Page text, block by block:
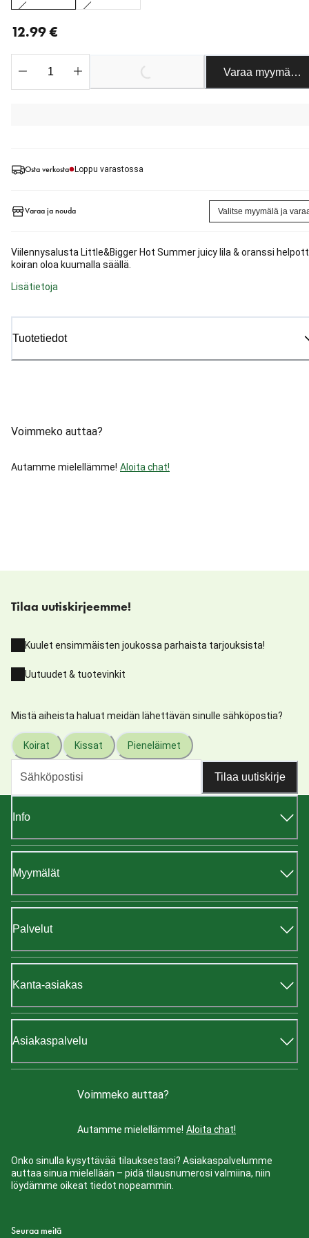
Osta verkosta Loppu varastossa
Varaa ja nouda Valitse myymälä ja
Viilennysalusta Little&Bigger Hot Summer juicy lila & oranssi
koiran oloa kuumalla säällä.
Lisätietoja
Tuotetiedot
Voimmeko auttaa?
Autamme mielellämme! Aloita chat!
12.99 €
Loading... Varaa
Tilaa uutiskirjeemme!
Kuulet ensimmäisten joukossa parhaista tarjouksista!
Uutuudet & tuotevinkit
Mistä aiheista haluat meidän lähettävän sinulle sähköpostia?
Koirat Kissat Pieneläimet
Tilaa uutiskirje
Info
Myymälät
Palvelut
Kanta-asiakas
Asiakaspalvelu
Voimmeko auttaa?
Autamme mielellämme! Aloita chat!
Onko sinulla kysyttävää tilauksestasi? Asiakaspalvelumme
auttaa sinua mielellään – pidä tilausnumerosi valmiina, niin
löydämme oikeat tiedot nopeammin.
Seuraa meitä